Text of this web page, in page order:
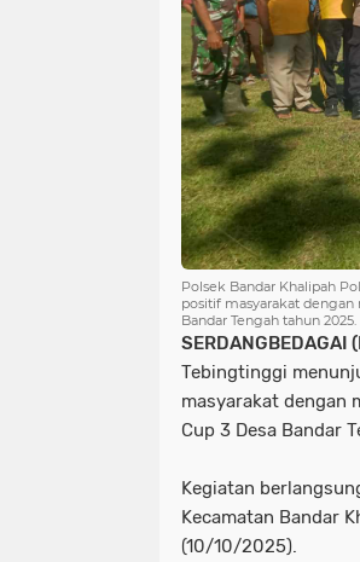
Polsek Bandar Khalipah
positif masyarakat dengan
Bandar Tengah tahun 2025.
SERDANGBEDAGAI
Tebingtinggi
masyarakat dengan
Cup 3 Desa Bandar
Kegiatan
Kecamatan Bandar
(10/10/2025).